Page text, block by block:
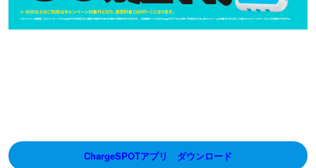
ChargeSPOTアプリ ダウンロード